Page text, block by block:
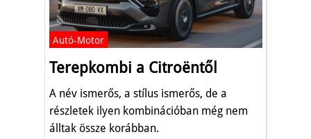
Autó-Motor
Terepkombi a Citroëntől
A név ismerős, a stílus ismerős, de a
részletek ilyen kombinációban még nem
álltak össze korábban.